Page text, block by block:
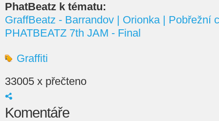
PhatBeatz k tématu:
GraffBeatz - Barrandov | Orionka | Pobřežní
PHATBEATZ 7th JAM - Final
Graffiti
33005 x přečteno
Komentáře